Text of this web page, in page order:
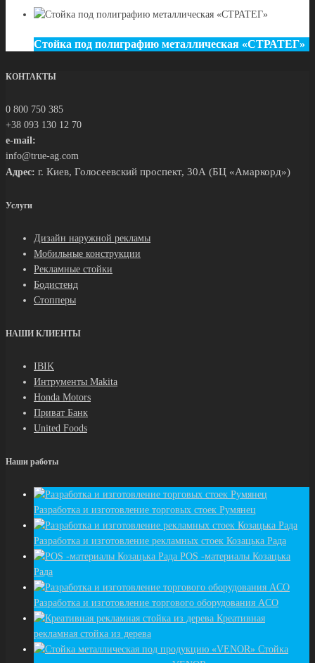
Стойка под полиграфию металлическая «СТРАТЕГ»
КОНТАКТЫ
0 800 750 385
+38 093 130 12 70
e-mail:
info@true-ag.com
Адрес: г. Киев, Голосеевский проспект, 30А (БЦ «Амаркорд»)
Услуги
Дизайн наружной рекламы
Мобильные конструкции
Рекламные стойки
Бодистенд
Стопперы
НАШИ КЛИЕНТЫ
IBIK
Интрументы Makita
Honda Motors
Приват Банк
United Foods
Наши работы
Разработка и изготовление торговых стоек Румянец
Разработка и изготовление рекламных стоек Козацька Рада
POS -материалы Козацька
Рада
Разработка и изготовление торгового оборудования ACO
Креативная
рекламная стойка из дерева
Стойка